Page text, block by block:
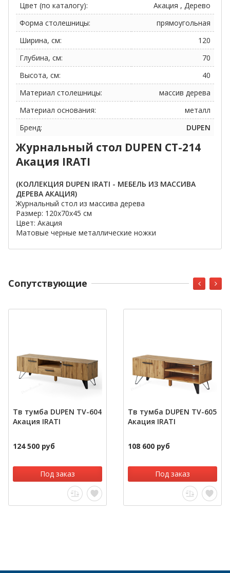
Цвет (по каталогу):
Акация , Дерево
Форма столешницы:
прямоугольная
Ширина, см:
120
Глубина, см:
70
Высота, см:
40
Материал столешницы:
массив дерева
Материал основания:
металл
Бренд:
DUPEN
Журнальный стол DUPEN СТ-214
Акация IRATI
(КОЛЛЕКЦИЯ DUPEN IRATI - МЕБЕЛЬ ИЗ МАССИВА
ДЕРЕВА АКАЦИЯ)
Журнальный стол из массива дерева
Размер: 120х70х45 см
Цвет: Акация
Матовые черные металлические ножки
Cопутствующие
Тв тумба DUPEN TV-604
Акация IRATI
124 500 руб
Под заказ
Тв тумба DUPEN TV-605
Акация IRATI
108 600 руб
Под заказ